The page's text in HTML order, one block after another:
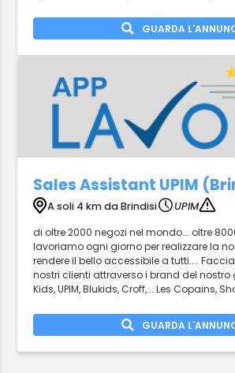
GUARDA
Sales Assistant UPIM
A soli 4 km da Brindisi
UPIM
di oltre 2000 negozi nel mondo... oltre
lavoriamo ogni giorno per realizzare la
rendere il bello accessibile a tutti....
nostri clienti attraverso i brand del nostro
Kids, UPIM, Blukids, Croff,... Les Copains,
GUARDA